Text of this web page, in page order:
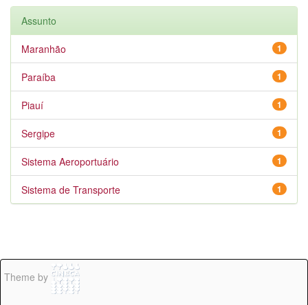
Assunto
1
Maranhão
1
Paraíba
1
Piauí
1
Sergipe
1
Sistema Aeroportuário
1
Sistema de Transporte
Theme by